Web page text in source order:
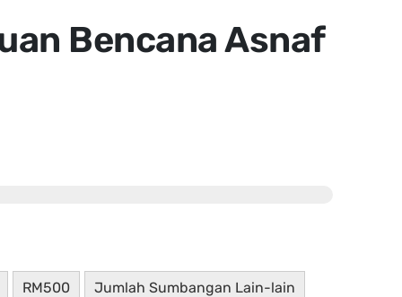
Bencana Asnaf
RM500 Jumlah Sumbangan Lain-lain